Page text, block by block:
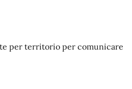
per territorio per comunicare